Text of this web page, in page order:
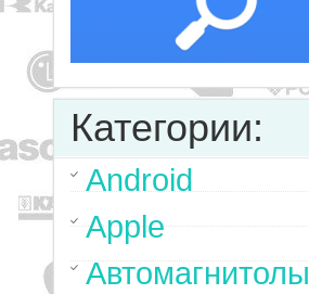
Категории:
Android
Apple
Автомагнитолы